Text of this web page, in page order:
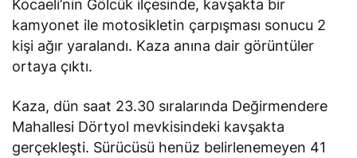
Kocaeli’nin Gölcük ilçesinde, kavşakta bir
kamyonet ile motosikletin çarpışması sonucu 2
kişi ağır yaralandı. Kaza anına dair görüntüler
ortaya çıktı.
Kaza, dün saat 23.30 sıralarında Değirmendere
Mahallesi Dörtyol mevkisindeki kavşakta
gerçekleşti. Sürücüsü henüz belirlenemeyen 41